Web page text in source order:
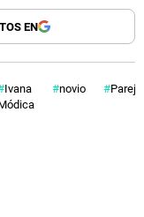
EN
Ivana
novio Pareja